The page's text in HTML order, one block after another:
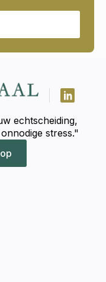
echtscheiding,
stress."